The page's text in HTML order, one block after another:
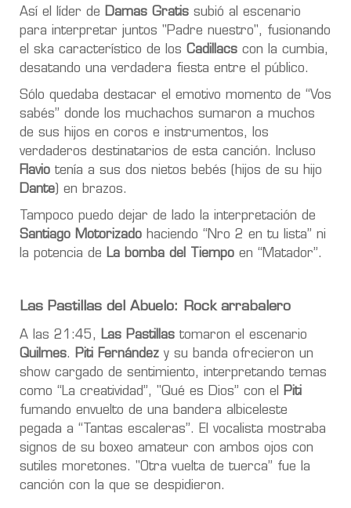
Así el líder de Damas Gratis subió al escenario
para interpretar juntos "Padre nuestro", fusionando
el ska característico de los Cadillacs con la cumbia,
desatando una verdadera fiesta entre el público.
Sólo quedaba destacar el emotivo momento de “Vos
sabés” donde los muchachos sumaron a muchos
de sus hijos en coros e instrumentos, los
verdaderos destinatarios de esta canción. Incluso
Flavio tenía a sus dos nietos bebés (hijos de su hijo
Dante ) en brazos.
Tampoco puedo dejar de lado la interpretación de
Santiago Motorizado haciendo “Nro 2 en tu lista” ni
la potencia de La bomba del Tiempo en “Matador”.
Las Pastillas del Abuelo: Rock arrabalero
A las 21:45, Las Pastillas tomaron el escenario
Quilmes. Piti Fernández y su banda ofrecieron un
show cargado de sentimiento, interpretando temas
como “La creatividad”, "Qué es Dios” con el
Piti
fumando envuelto de una bandera albiceleste
pegada a “Tantas escaleras”. El vocalista mostraba
signos de su boxeo amateur con ambos ojos con
sutiles moretones. "Otra vuelta de tuerca” fue la
canción con la que se despidieron.